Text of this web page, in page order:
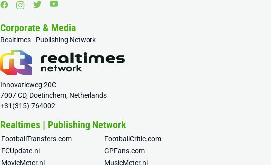
Corporate & Media
Realtimes - Publishing Network
Innovatieweg 20C
7007 CD, Doetinchem, Netherlands
+31(315)-764002
Realtimes | Publishing Network
FootballTransfers.com
FootballCritic.com
FCUpdate.nl
GPFans.com
MovieMeter.nl
MusicMeter.nl